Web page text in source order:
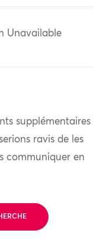
Unavailable
supplémentaires
ravis de les
communiquer en